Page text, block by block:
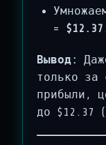
= $12.37 .
Вывод:
только за
прибыли,
до $12.37